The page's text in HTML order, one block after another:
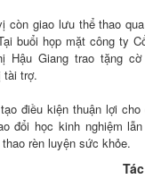
còn giao lưu thể thao
buổi họp mặt công ty
Hậu Giang trao tặng
tài trợ.
điều kiện thuận lợi
đổi học kinh nghiệm
rèn luyện sức khỏe.